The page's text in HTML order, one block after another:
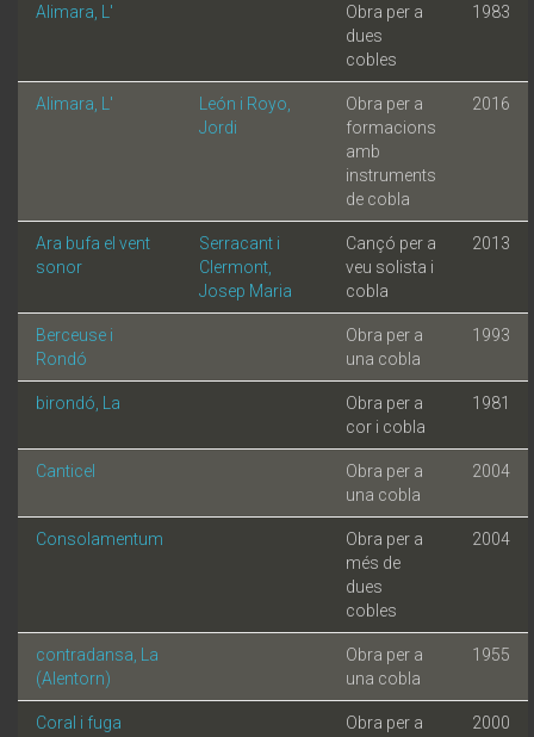
Alimara, L'
Obra per a
dues
cobles
1983
Alimara, L'
León i Royo,
Jordi
Obra per a
formacions
amb
instruments
de cobla
2016
Ara bufa el vent
sonor
Serracant i
Clermont,
Josep Maria
Cançó per a
veu solista i
cobla
2013
Berceuse i
Rondó
Obra per a
una cobla
1993
birondó, La
Obra per a
cor i cobla
1981
Canticel
Obra per a
una cobla
2004
Consolamentum
Obra per a
més de
dues
cobles
2004
contradansa, La
(Alentorn)
Obra per a
una cobla
1955
Coral i fuga
Obra per a
2000